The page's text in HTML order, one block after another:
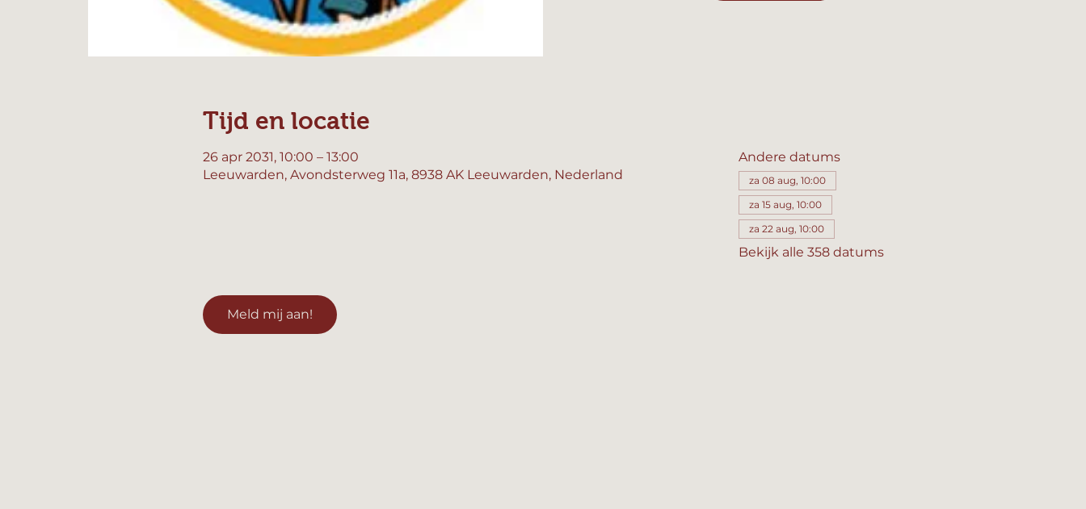
Tijd en locatie
26 apr 2031, 10:00 – 13:00
Leeuwarden, Avondsterweg 11a, 8938 AK Leeuwarden, Nederland
Andere datums
za 08 aug, 10:00
za 15 aug, 10:00
za 22 aug, 10:00
Bekijk alle 358 datums
Meld mij aan!